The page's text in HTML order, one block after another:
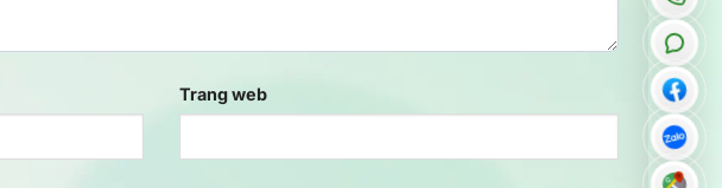
Trang web